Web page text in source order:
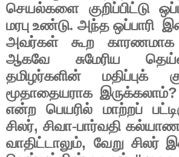
செயல்களை குறிப்பிட்டு
மரபு உண்டு. அந்த ஒப்பாரி
அவர்கள் கூற காரணமாக
ஆகவே சுமேரிய
தமிழர்களின் மதிப்புக்
மூதாதையராக இருக்கலாம்?
என்ற பெயரில் மாற்றப்
சிலர்,சிவா-பார்வதி
வாதிட்டாலும், வேறு சிலர்